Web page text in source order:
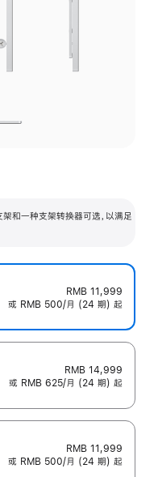
和一种支架转换器可选，以满足
RMB 11,999
或 RMB 500/月 (24 期) 起
RMB 14,999
或 RMB 625/月 (24 期) 起
RMB 11,999
或 RMB 500/月 (24 期) 起